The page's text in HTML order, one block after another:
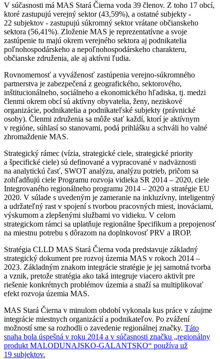
V súčasnosti má MAS Stará Čierna voda 39 členov. Z toho 17 obcí,
ktoré zastupujú verejný sektor (43,59%), a ostatné subjekty -
22 subjektov - zastupujú súkromný sektor vrátane občianskeho
sektora (56,41%). Zloženie MAS je reprezentatívne a svoje
zastúpenie tu majú okrem verejného sektora aj podnikatelia
poľnohospodárskeho a nepoľnohospodárskeho charakteru,
občianske združenia, ale aj aktívni ľudia.
Rovnomernosť a vyváženosť zastúpenia verejno-súkromného
partnerstva je zabezpečená z geografického, sektorového,
inštitucionálneho, sociálneho a ekonomického hľadiska, tj. medzi
členmi okrem obcí sú aktívny obyvatelia, ženy, neziskové
organizácie, podnikatelia a podnikateľské subjekty (právnické
osoby). Členmi združenia sa môže stať každí, ktorí je aktívnym
v regióne, súhlasí so stanovami, podá prihlášku a schváli ho valné
zhromaždenie MAS.
Strategický rámec (vízia, strategické ciele, strategické priority
a špecifické ciele) sú definované a vypracované v nadväznosti
na analytickú časť, SWOT analýzu, analýzu potrieb, pričom sa
zohľadňujú ciele Programu rozvoja vidieka SR 2014 – 2020, ciele
Integrovaného regionálneho programu 2014 – 2020 a stratégie EU
2020. V súlade s uvedeným je zameranie na inkluzívny, inteligentný
a udržateľný rast v spojení s tvorbou pracovných miest, inováciami,
výskumom a zlepšenými službami vo vidieku. V celom
strategickom rámci sa uplatňuje regionálne špecifikum a prepojenosť
na miestnu potrebu s dôrazom na doplnkovosť PRV a IROP.
Stratégia CLLD MAS Stará Čierna voda predstavuje základný
strategický dokument pre rozvoj územia MAS v rokoch 2014 –
2023. Základným znakom integrácie stratégie je jej samotná tvorba
a vznik, pretože stratégia ako taká integruje viacero aktivít pre
riešenie konkrétnych problémov územia a snaží sa multiplikovať
efekt rozvoja územia MAS.
MAS Stará Čierna v minulom období vykonala kus práce v záujme
integrácie miestnych organizácií a podnikateľov. Po zvážení
možností sme sa rozhodli o zavedenie regionálnej značky. Táto
snaha bola úspešná v roku 2014 a v súčasnosti značku „regionálny
produkt MALODUNAJSKO-GALANTSKO“ používa už
19 subjektov.